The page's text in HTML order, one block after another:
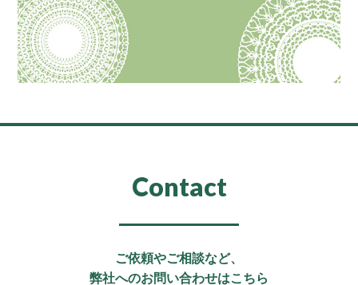
Contact
ご依頼やご相談など、
弊社へのお問い合わせはこちら